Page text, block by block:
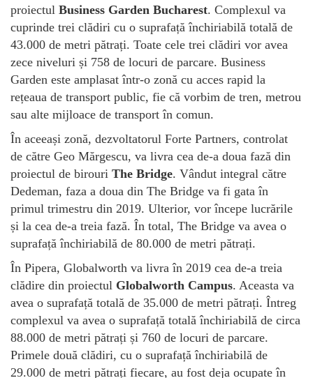
proiectul Business Garden Bucharest. Complexul va
cuprinde trei clădiri cu o suprafață închiriabilă totală de
43.000 de metri pătrați. Toate cele trei clădiri vor avea
zece niveluri și 758 de locuri de parcare. Business
Garden este amplasat într-o zonă cu acces rapid la
rețeaua de transport public, fie că vorbim de tren, metrou
sau alte mijloace de transport în comun.
În aceeași zonă, dezvoltatorul Forte Partners, controlat
de către Geo Mărgescu, va livra cea de-a doua fază din
proiectul de birouri The Bridge. Vândut integral către
Dedeman, faza a doua din The Bridge va fi gata în
primul trimestru din 2019. Ulterior, vor începe lucrările
și la cea de-a treia fază. În total, The Bridge va avea o
suprafață închiriabilă de 80.000 de metri pătrați.
În Pipera, Globalworth va livra în 2019 cea de-a treia
clădire din proiectul Globalworth Campus. Aceasta va
avea o suprafață totală de 35.000 de metri pătrați. Întreg
complexul va avea o suprafață totală închiriabilă de circa
88.000 de metri pătrați și 760 de locuri de parcare.
Primele două clădiri, cu o suprafață închiriabilă de
29.000 de metri pătrați fiecare, au fost deja ocupate în